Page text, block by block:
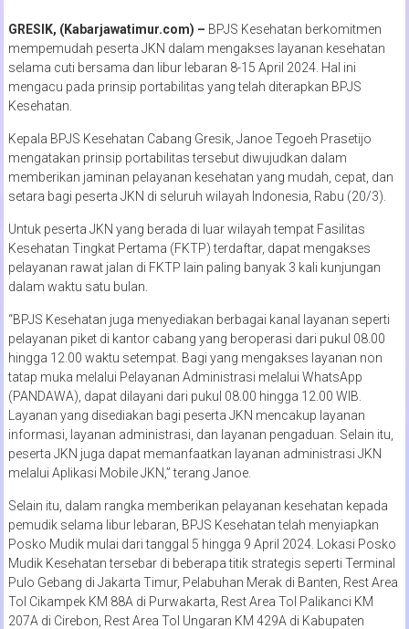
GRESIK, (Kabarjawatimur.com) – BPJS Kesehatan berkomitmen
mempemudah peserta JKN dalam mengakses layanan kesehatan
selama cuti bersama dan libur lebaran 8-15 April 2024. Hal ini
mengacu pada prinsip portabilitas yang telah diterapkan BPJS
Kesehatan.
Kepala BPJS Kesehatan Cabang Gresik, Janoe Tegoeh Prasetijo
mengatakan prinsip portabilitas tersebut diwujudkan dalam
memberikan jaminan pelayanan kesehatan yang mudah, cepat, dan
setara bagi peserta JKN di seluruh wilayah Indonesia, Rabu (20/3).
Untuk peserta JKN yang berada di luar wilayah tempat Fasilitas
Kesehatan Tingkat Pertama (FKTP) terdaftar, dapat mengakses
pelayanan rawat jalan di FKTP lain paling banyak 3 kali kunjungan
dalam waktu satu bulan.
“BPJS Kesehatan juga menyediakan berbagai kanal layanan seperti
pelayanan piket di kantor cabang yang beroperasi dari pukul 08.00
hingga 12.00 waktu setempat. Bagi yang mengakses layanan non
tatap muka melalui Pelayanan Administrasi melalui WhatsApp
(PANDAWA), dapat dilayani dari pukul 08.00 hingga 12.00 WIB.
Layanan yang disediakan bagi peserta JKN mencakup layanan
informasi, layanan administrasi, dan layanan pengaduan. Selain itu,
peserta JKN juga dapat memanfaatkan layanan administrasi JKN
melalui Aplikasi Mobile JKN,” terang Janoe.
Selain itu, dalam rangka memberikan pelayanan kesehatan kepada
pemudik selama libur lebaran, BPJS Kesehatan telah menyiapkan
Posko Mudik mulai dari tanggal 5 hingga 9 April 2024. Lokasi Posko
Mudik Kesehatan tersebar di beberapa titik strategis seperti Terminal
Pulo Gebang di Jakarta Timur, Pelabuhan Merak di Banten, Rest Area
Tol Cikampek KM 88A di Purwakarta, Rest Area Tol Palikanci KM
207A di Cirebon, Rest Area Tol Ungaran KM 429A di Kabupaten